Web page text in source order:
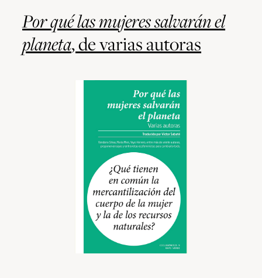
Por qué las mujeres salvarán el
planeta, de varias autoras